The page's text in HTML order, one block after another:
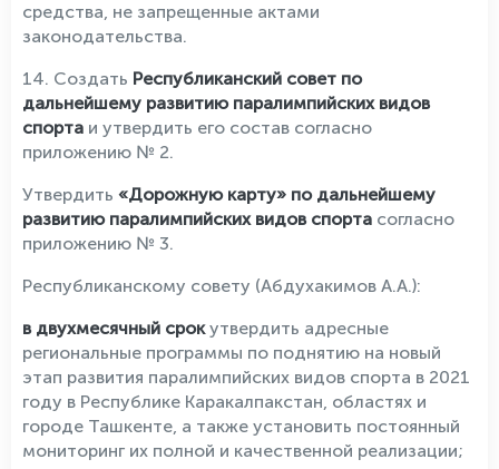
средства, не запрещенные актами
законодательства.
14. Создать Республиканский совет по
дальнейшему развитию паралимпийских видов
спорта и утвердить его состав согласно
приложению № 2.
Утвердить «Дорожную карту» по дальнейшему
развитию паралимпийских видов спорта согласно
приложению № 3.
Республиканскому совету (Абдухакимов А.А.):
в двухмесячный срокутвердить адресные
региональные программы по поднятию на новый
этап развития паралимпийских видов спорта в 2021
году в Республике Каракалпакстан, областях и
городе Ташкенте, а также установить постоянный
мониторинг их полной и качественной реализации;